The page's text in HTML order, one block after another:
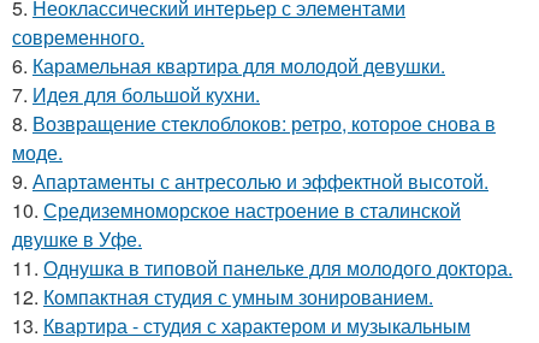
5. Неоклассический интерьер с элементами
современного.
6. Карамельная квартира для молодой девушки.
7. Идея для большой кухни.
8. Возвращение стеклоблоков: ретро, которое снова в
моде.
9. Апартаменты с антресолью и эффектной высотой.
10. Средиземноморское настроение в сталинской
двушке в Уфе.
11. Однушка в типовой панельке для молодого доктора.
12. Компактная студия с умным зонированием.
13. Квартира - студия с характером и музыкальным